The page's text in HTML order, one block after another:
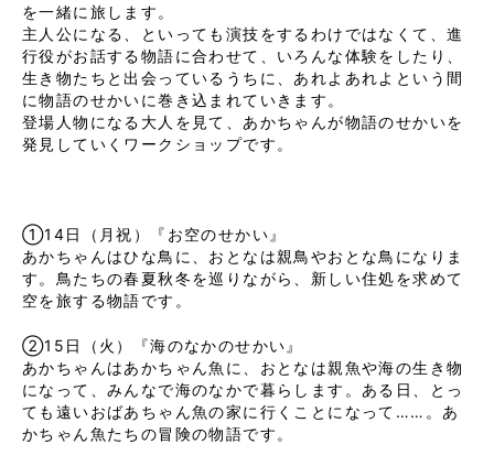
を一緒に旅します。
主人公になる、といっても演技をするわけではなくて、進
行役がお話する物語に合わせて、いろんな体験をしたり、
生き物たちと出会っているうちに、あれよあれよという間
に物語のせかいに巻き込まれていきます。
登場人物になる大人を見て、あかちゃんが物語のせかいを
発見していくワークショップです。
①14日（月祝）『お空のせかい』
あかちゃんはひな鳥に、おとなは親鳥やおとな鳥になりま
す。鳥たちの春夏秋冬を巡りながら、新しい住処を求めて
空を旅する物語です。
②15日（火）『海のなかのせかい』
あかちゃんはあかちゃん魚に、おとなは親魚や海の生き物
になって、みんなで海のなかで暮らします。ある日、とっ
ても遠いおばあちゃん魚の家に行くことになって……。あ
かちゃん魚たちの冒険の物語です。